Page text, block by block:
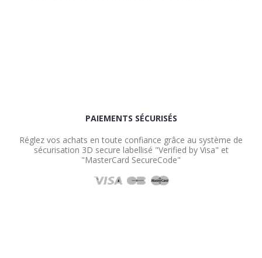
PAIEMENTS SÉCURISÉS
Réglez vos achats en toute confiance grâce au système de
sécurisation 3D secure labellisé "Verified by Visa" et
"MasterCard SecureCode"